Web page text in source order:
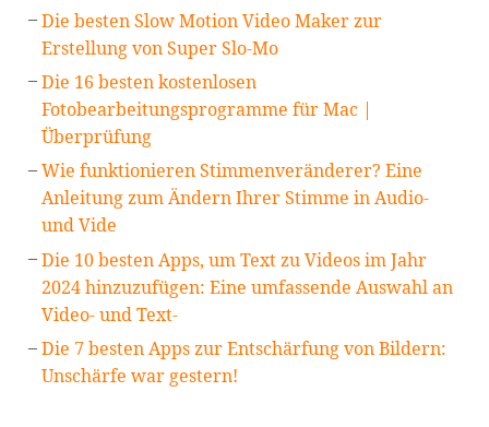
Die besten Slow Motion Video Maker zur
Erstellung von Super Slo-Mo
Die 16 besten kostenlosen
Fotobearbeitungsprogramme für Mac |
Überprüfung
Wie funktionieren Stimmenveränderer? Eine
Anleitung zum Ändern Ihrer Stimme in Audio-
und Vide
Die 10 besten Apps, um Text zu Videos im Jahr
2024 hinzuzufügen: Eine umfassende Auswahl an
Video- und Text-
Die 7 besten Apps zur Entschärfung von Bildern:
Unschärfe war gestern!